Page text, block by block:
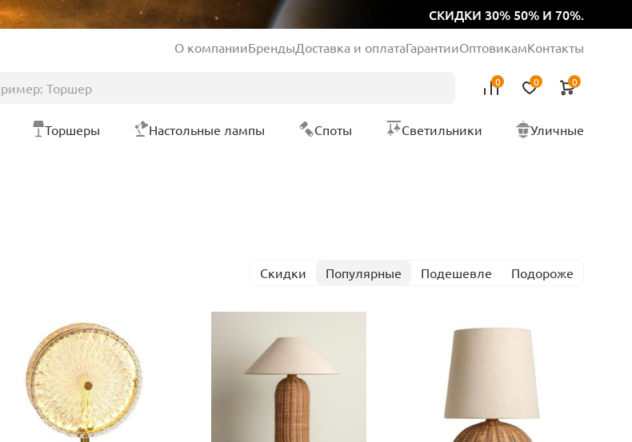
СКИДКИ 30% 50% И 70%.
О компанииБрендыДоставка и оплатаГарантииОптовикамКонтакты
0 0 0
Торшеры Настольные лампы Споты Светильники Уличные
Скидки Популярные Подешевле Подороже